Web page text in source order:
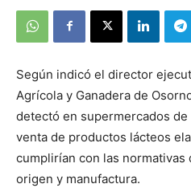
Según indicó el director
Agrícola y Ganadera de
detectó en supermercados
venta de productos lácteos
cumplirían con las
origen y manufactura.